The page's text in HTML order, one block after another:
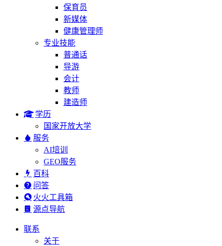
保育员
新媒体
健康管理师
专业技能
普通话
导游
会计
教师
建造师
学历
国家开放大学
服务
AI培训
GEO服务
百科
问答
火火工具箱
源点导航
联系
关于